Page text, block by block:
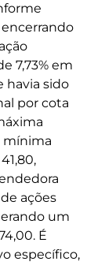
7,73% em
havia sido
por cota
mínima
ações
um
É
específico,